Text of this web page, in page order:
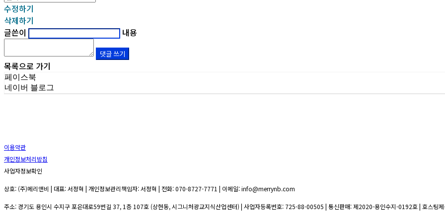
수정하기
삭제하기
글쓴이
내용
댓글 쓰기
목록으로 가기
페이스북
네이버 블로그
이용약관
개인정보처리방침
사업자정보확인
상호: (주)메리앤비 | 대표: 서정혁 | 개인정보관리책임자: 서정혁 | 전화: 070-8727-7771 | 이메일: info@merrynb.com
주소: 경기도 용인시 수지구 포은대로59번길 37, 1층 107호 (상현동, 시그니처광교지식산업센터) | 사업자등록번호: 725-88-00505 | 통신판매:제2020-용인수지-0192호| 호스팅